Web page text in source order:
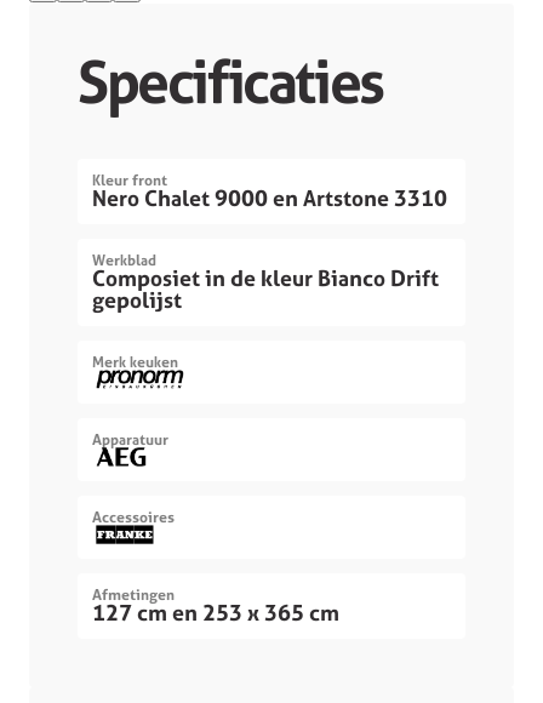
Specificaties
Kleur front
Nero Chalet 9000 en Artstone 3310
Werkblad
Composiet in de kleur Bianco Drift
gepolijst
Merk keuken
Apparatuur
Accessoires
Afmetingen
127 cm en 253 x 365 cm